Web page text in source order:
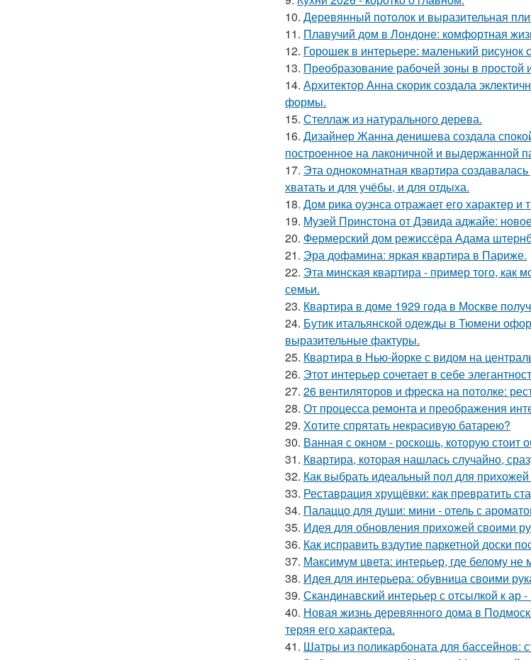
10. Деревянный потолок и выразительная
11. Плавучий дом в Лондоне: комфортная
12. Горошек в интерьере: маленький рисунок
13. Преобразование рабочей зоны в простой
14. Архитектор Анна скорик создала
формы.
15. Стеллаж из натурального дерева.
16. Дизайнер Жанна денишева создала
построенное на лаконичной и выдержанной
17. Эта однокомнатная квартира
хватать и для учёбы, и для отдыха.
18. Дом рика оуэнса отражает его характер и
19. Музей Принстона от Дэвида аджайе:
20. Фермерский дом режиссёра Адама
21. Эра дофамина: яркая квартира в Париже.
22. Эта минская квартира - пример того, как
семьи.
23. Квартира в доме 1929 года в Москве
24. Бутик итальянской одежды в Тюмени
выразительные фактуры.
25. Квартира в Нью-йорке с видом на
26. Этот интерьер сочетает в себе
27. 26 вентиляторов и фреска на потолке:
28. От процесса ремонта и преображения
29. Хотите спрятать некрасивую батарею?
30. Ванная с окном - роскошь, которую стоит
31. Квартира, которая нашлась случайно,
32. Как выбрать идеальный пол для прихожей
33. Реставрация хрущёвки: как превратить
34. Палаццо для души: мини - отель с
35. Идея для обновления прихожей своими
36. Как исправить вздутие паркетной доски
37. Максимум цвета: интерьер, где белому не
38. Идея для интерьера: обувница своими
39. Скандинавский интерьер с отсылкой к ар -
40. Новая жизнь деревянного дома в
теряя его характера.
41. Шатры из поликарбоната для бассейнов: